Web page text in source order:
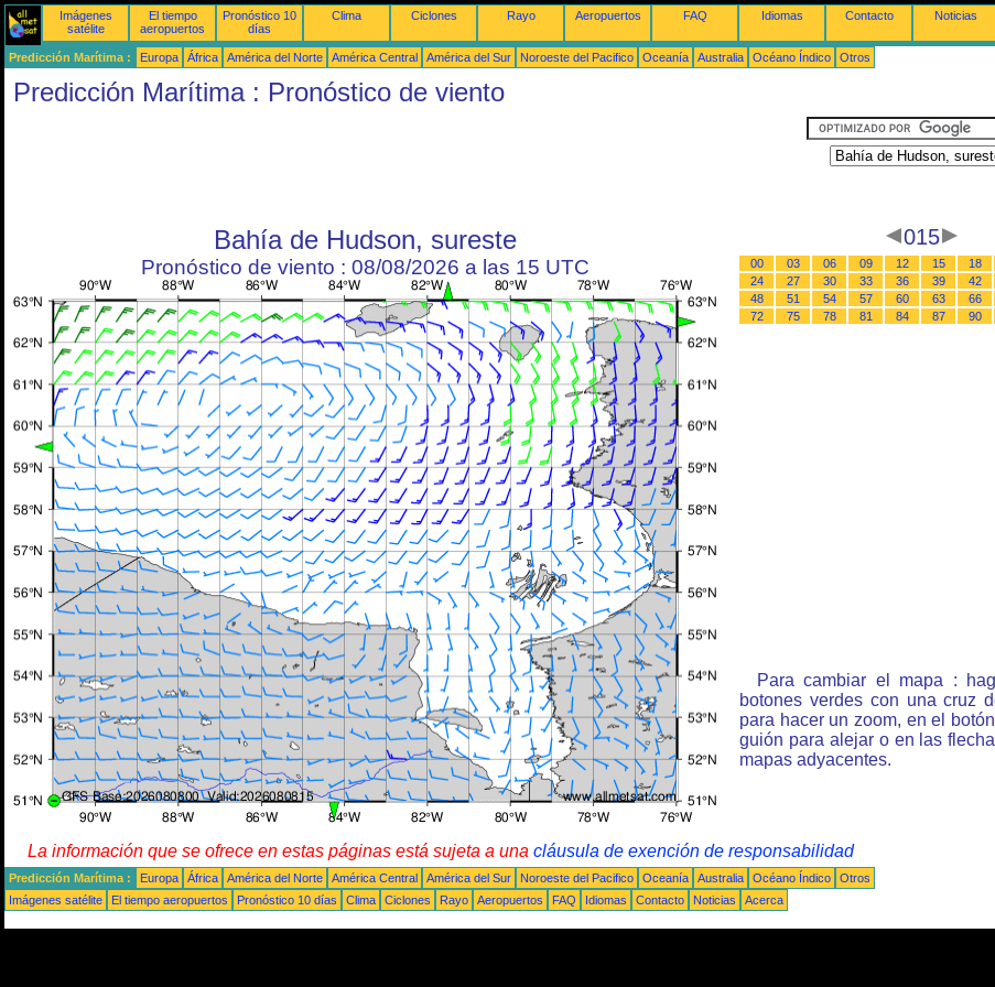
Imágenes
satélite
El tiempo
aeropuertos
Pronóstico 10
días
Clima Ciclones Rayo Aeropuertos FAQ Idiomas Contacto Noticias
Predicción Marítima : Europa África América del Norte América Central América del Sur Noroeste del Pacifico Oceanía Australia Océano Índico Otros
Predicción Marítima : Pronóstico de viento
Bahía de Hudson, sureste
Pronóstico de viento : 08/08/2026 a las 15 UTC
015
00 03 06 09 12 15 18
24
27 30 33 36 39 42
48
51 54 57 60 63 66
72
75 78 81 84 87 90
Para cambiar el mapa :
botones verdes con una cruz
para hacer un zoom, en el
guión para alejar o en las
mapas adyacentes.
La información que se ofrece en estas páginas está sujeta a una cláusula de exención de responsabilidad
Predicción Marítima : Europa África América del Norte América Central América del Sur Noroeste del Pacifico Oceanía Australia Océano Índico
Otros
Imágenes satélite
El tiempo aeropuertos Pronóstico 10 días Clima Ciclones Rayo Aeropuertos FAQ Idiomas Contacto Noticias Acerca